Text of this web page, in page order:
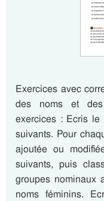
Exercices avec
des noms et
exercices : Ecris le
suivants. Pour
ajoutée ou
suivants, puis
groupes nominaux
noms féminins.